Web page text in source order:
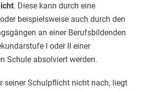
. Diese kann durch eine
beispielsweise auch durch den
an einer Berufsbildenden
I oder II einer
Schule absolviert werden.
seiner Schulpflicht nicht nach, liegt